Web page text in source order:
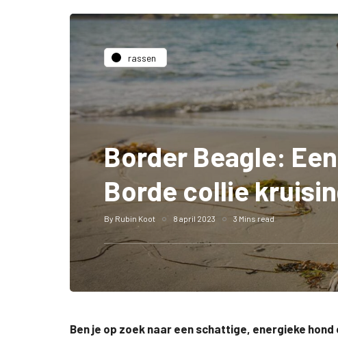
rassen
Border Beagle:
Borde collie
By Rubin Koot 8 april 2023 3 Mins read
Ben je op zoek naar een schattige, energieke